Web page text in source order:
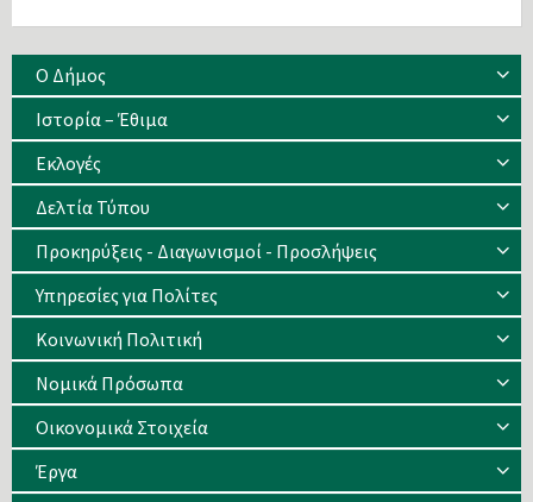
Ο Δήμος
Ιστορία – Έθιμα
Eκλογές
Δελτία Τύπου
Προκηρύξεις - Διαγωνισμοί - Προσλήψεις
Υπηρεσίες για Πολίτες
Κοινωνική Πολιτική
Νομικά Πρόσωπα
Οικονομικά Στοιχεία
Έργα